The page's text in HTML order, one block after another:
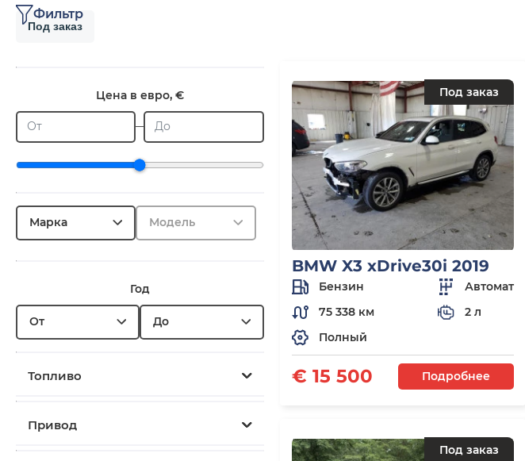
Фильтр
Под заказ
Цена в евро, €
От До
Марка Модель
Год
От До
Топливо
Привод
Под заказ
BMW X3 xDrive30i 2019
Бензин
Автомат
75 338 км
2 л
Полный
€ 15 500 Подробнее
Под заказ